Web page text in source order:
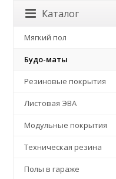
Каталог
Мягкий пол
Будо-маты
Резиновые покрытия
Листовая ЭВА
Модульные покрытия
Техническая резина
Полы в гараже